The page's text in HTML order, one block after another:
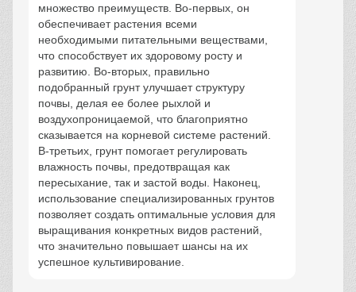
множество преимуществ. Во-первых, он
обеспечивает растения всеми
необходимыми питательными веществами,
что способствует их здоровому росту и
развитию. Во-вторых, правильно
подобранный грунт улучшает структуру
почвы, делая ее более рыхлой и
воздухопроницаемой, что благоприятно
сказывается на корневой системе растений.
В-третьих, грунт помогает регулировать
влажность почвы, предотвращая как
пересыхание, так и застой воды. Наконец,
использование специализированных грунтов
позволяет создать оптимальные условия для
выращивания конкретных видов растений,
что значительно повышает шансы на их
успешное культивирование.